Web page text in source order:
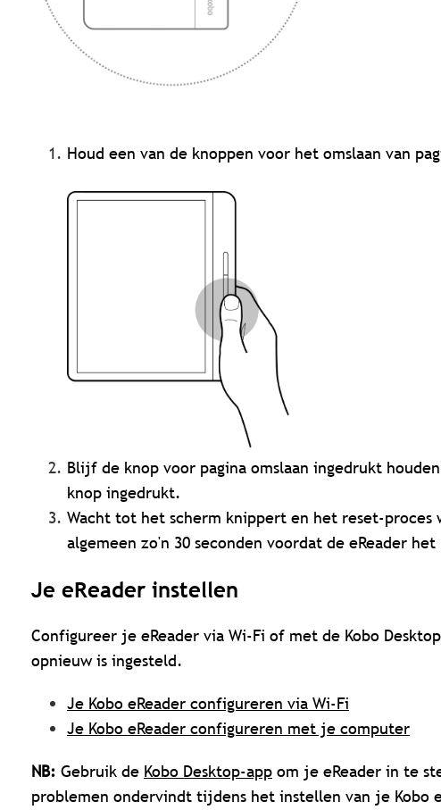
Houd een van de knoppen voor het omslaan van
Blijf de knop voor pagina omslaan ingedrukt
knop ingedrukt.
Wacht tot het scherm knippert en het reset-
algemeen zo'n 30 seconden voordat de eReader
Je eReader instellen
Configureer je eReader via Wi-Fi of met de Kobo
opnieuw is ingesteld.
Je Kobo eReader configureren via Wi-Fi
Je Kobo eReader configureren met je computer
NB: Gebruik de Kobo Desktop-app om je eReader in te
problemen ondervindt tijdens het instellen van je Kobo